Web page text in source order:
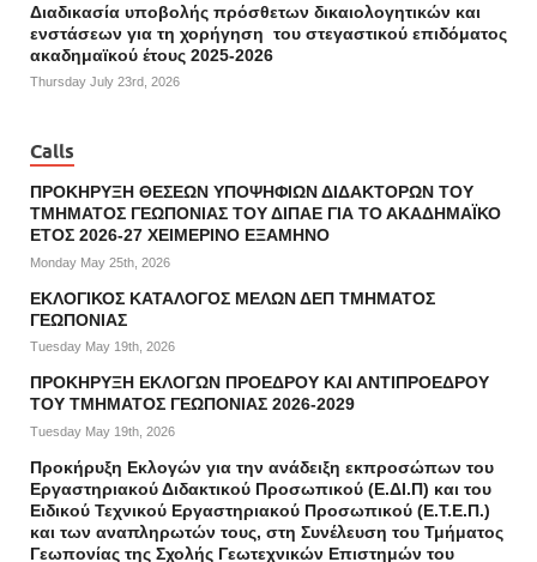
Διαδικασία υποβολής πρόσθετων δικαιολογητικών και
ενστάσεων για τη χορήγηση του στεγαστικού επιδόματος
ακαδημαϊκού έτους 2025-2026
Thursday July 23rd, 2026
Calls
ΠΡΟΚΗΡΥΞΗ ΘΕΣΕΩΝ ΥΠΟΨΗΦΙΩΝ ΔΙΔΑΚΤΟΡΩΝ ΤΟΥ
ΤΜΗΜΑΤΟΣ ΓΕΩΠΟΝΙΑΣ ΤΟΥ ΔΙΠΑΕ ΓΙΑ ΤΟ ΑΚΑΔΗΜΑΪΚΟ
ΕΤΟΣ 2026-27 ΧΕΙΜΕΡΙΝΟ ΕΞΑΜΗΝΟ
Monday May 25th, 2026
ΕΚΛΟΓΙΚΟΣ ΚΑΤΑΛΟΓΟΣ ΜΕΛΩΝ ΔΕΠ ΤΜΗΜΑΤΟΣ
ΓΕΩΠΟΝΙΑΣ
Tuesday May 19th, 2026
ΠΡΟΚΗΡΥΞΗ ΕΚΛΟΓΩΝ ΠΡΟΕΔΡΟΥ ΚΑΙ ΑΝΤΙΠΡΟΕΔΡΟΥ
ΤΟΥ ΤΜΗΜΑΤΟΣ ΓΕΩΠΟΝΙΑΣ 2026-2029
Tuesday May 19th, 2026
Προκήρυξη Εκλογών για την ανάδειξη εκπροσώπων του
Εργαστηριακού Διδακτικού Προσωπικού (Ε.ΔΙ.Π) και του
Ειδικού Τεχνικού Εργαστηριακού Προσωπικού (Ε.Τ.Ε.Π.)
και των αναπληρωτών τους, στη Συνέλευση του Τμήματος
Γεωπονίας της Σχολής Γεωτεχνικών Επιστημών του